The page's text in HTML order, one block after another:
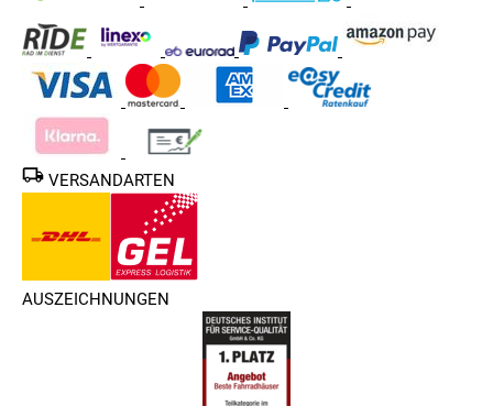
VERSANDARTEN
AUSZEICHNUNGEN